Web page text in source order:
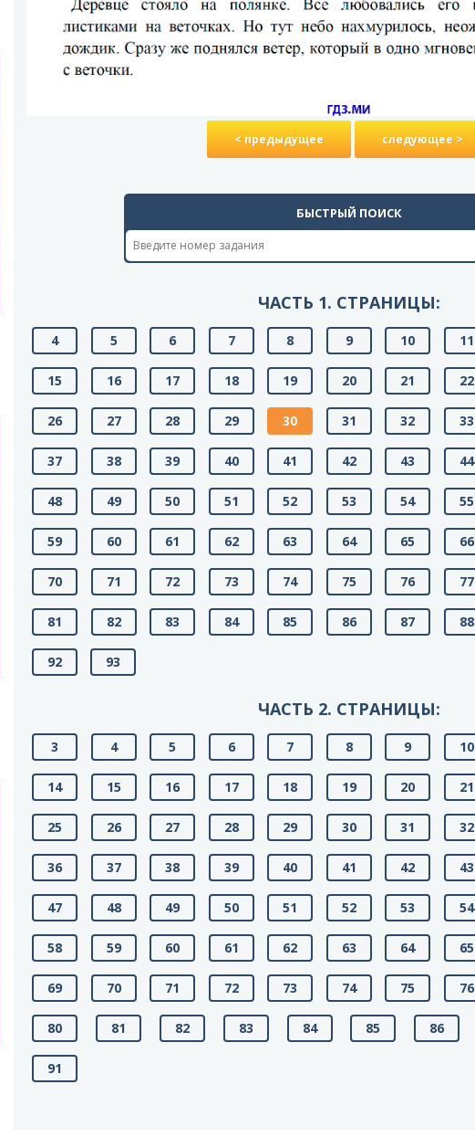
< предыдущее следующее >
БЫСТРЫЙ ПОИСК
ЧАСТЬ 1. СТРАНИЦЫ:
4 5 6 7 8 9 10 11
15 16 17 18 19 20 21 22
26 27 28 29 30 31 32 33
37 38 39 40 41 42 43 44
48 49 50 51 52 53 54 55
59 60 61 62 63 64 65 66
70 71 72 73 74 75 76 77
81 82 83 84 85 86 87 88
92 93
ЧАСТЬ 2. СТРАНИЦЫ:
3 4 5 6 7 8 9 10
14 15 16 17 18 19 20 21
25 26 27 28 29 30 31 32
36 37 38 39 40 41 42 43
47 48 49 50 51 52 53 54
58 59 60 61 62 63 64 65
69 70 71 72 73 74 75 76
80 81 82 83 84 85 86
91